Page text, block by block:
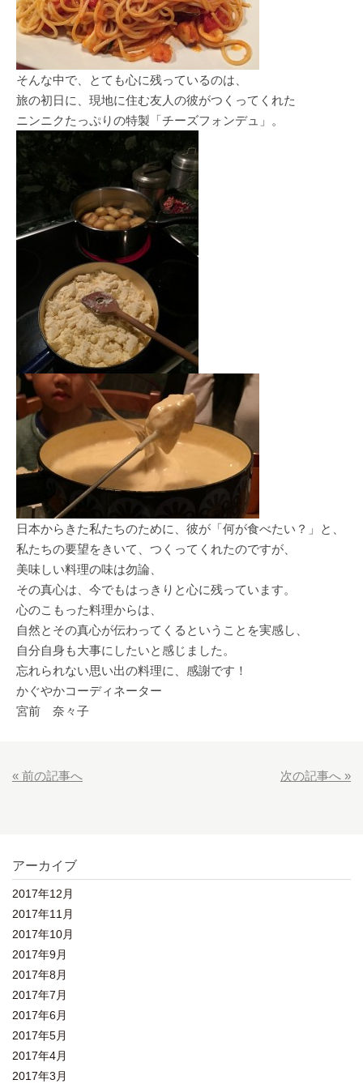
そんな中で、とても心に残っているのは、
旅の初日に、現地に住む友人の彼がつくってくれた
ニンニクたっぷりの特製「チーズフォンデュ」。
日本からきた私たちのために、彼が「何が食べたい？」と、
私たちの要望をきいて、つくってくれたのですが、
美味しい料理の味は勿論、
その真心は、今でもはっきりと心に残っています。
心のこもった料理からは、
自然とその真心が伝わってくるということを実感し、
自分自身も大事にしたいと感じました。
忘れられない思い出の料理に、感謝です！
かぐやかコーディネーター
宮前 奈々子
« 前の記事へ 次の記事へ »
アーカイブ
2017年12月
2017年11月
2017年10月
2017年9月
2017年8月
2017年7月
2017年6月
2017年5月
2017年4月
2017年3月